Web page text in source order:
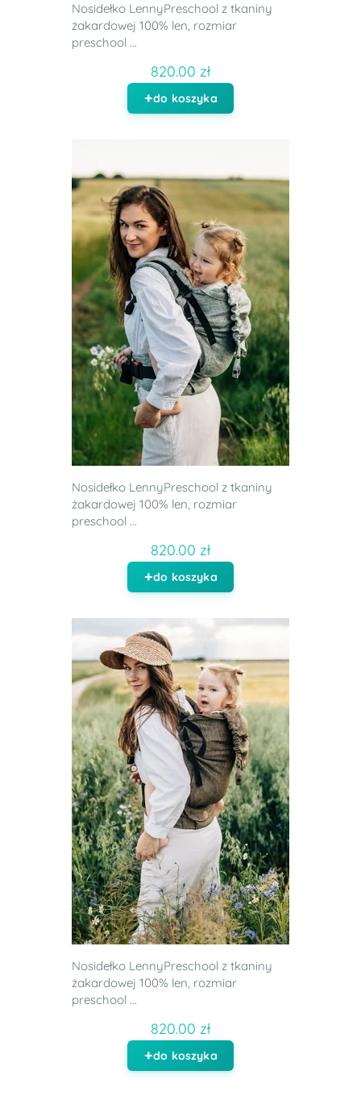
Nosidełko LennyPreschool z tkaniny
żakardowej 100% len, rozmiar
preschool ...
820.00 zł
do koszyka
Nosidełko LennyPreschool z tkaniny
żakardowej 100% len, rozmiar
preschool ...
820.00 zł
do koszyka
Nosidełko LennyPreschool z tkaniny
żakardowej 100% len, rozmiar
preschool ...
820.00 zł
do koszyka